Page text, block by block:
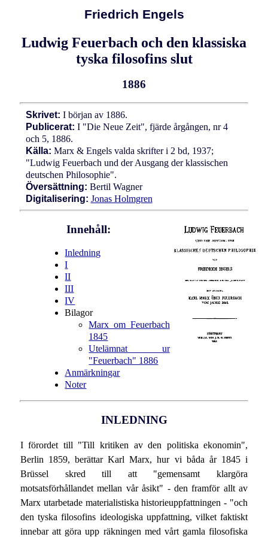
Friedrich Engels
Ludwig Feuerbach och den klassiska
tyska filosofins slut
1886
Skrivet: I början av 1886.
Publicerat: I "Die Neue Zeit", fjärde årgången, nr 4
och 5, 1886.
Källa: Marx & Engels valda skrifter i 2 bd, 1937;
"Ludwig Feuerbach und der Ausgang der klassischen
deutschen Philosophie".
Översättning: Bertil Wagner
Digitalisering: Jonas Holmgren
Innehåll:
Inledning
I
II
III
IV
Bilagor
Marx om Feuerbach
1845
Utelämnat ur
"Feuerbach" 1886
Anmärkningar
Noter
INLEDNING
I förordet till "Till kritiken av den politiska ekonomin",
Berlin 1859, berättar Karl Marx, hur vi båda år 1845 i
Brüssel skred till att "gemensamt klargöra
motsatsförhållandet mellan vår åsikt" - den framför allt av
Marx utarbetade materialistiska historieuppfattningen - "och
den tyska filosofins ideologiska uppfattning, vilket faktiskt
innebar att göra upp räkningen med vårt gamla filosofiska